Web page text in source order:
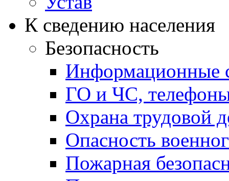
К сведению населения
Безопасность
Информационные
ГО и ЧС,
Охрана трудовой
Опасность
Пожарная